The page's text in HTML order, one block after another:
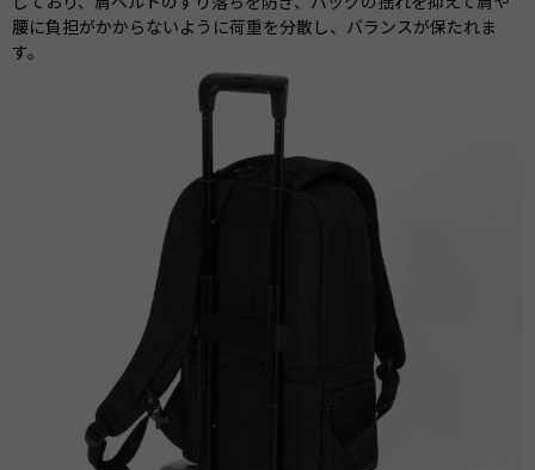
腰に負担がかからないように荷重を分散し、バランスが保たれま
す。